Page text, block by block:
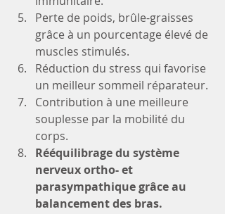
Perte de poids, brûle-graisses
grâce à un pourcentage élevé de
muscles stimulés.
Réduction du stress qui favorise
un meilleur sommeil réparateur.
Contribution à une meilleure
souplesse par la mobilité du
corps.
Rééquilibrage du système
nerveux ortho- et
parasympathique grâce au
balancement des bras.